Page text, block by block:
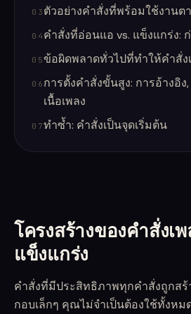
03 ตัวอย่างคำสั่งที่พร้อมใช้งาน
04 คำสั่งที่อ่อนแอ vs. แข็งแกร่ง:
05ข้อผิดพลาดทั่วไปที่ทำให้คำสั่ง
06 การตั้งคำสั่งขั้นสูง: การอ้างอิง
เนื้อเพลง
07ทำซ้ำ: คำสั่งเป็นจุดเริ่มต้น
โครงสร้างของคำสั่งเ
แข็งแกร่ง
คำสั่งที่มีประสิทธิภาพทุกคำสั่งถูกส
กอบเล็กๆ คุณไม่จำเป็นต้องใช้ทั้งห